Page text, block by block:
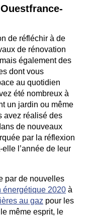
de réfléchir à de
de rénovation
également des
dont vous
au quotidien
été nombreux à
un jardin ou même
avez réalisé des
de nouveaux
par la réflexion
l’année de leur
par de nouvelles
énergétique 2020 à
au gaz pour les
même esprit, le